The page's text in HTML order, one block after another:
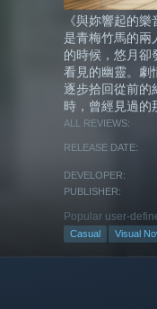
《與妳響起的
是青梅竹馬的兩
的時候，悠月卻
看見的幽靈。劇
逐步拾回從前的
時，曾經見過的
兩人會許下什麼
ALL REVIEWS:
RELEASE DATE:
DEVELOPER:
PUBLISHER:
Popular user-
Casual Visual